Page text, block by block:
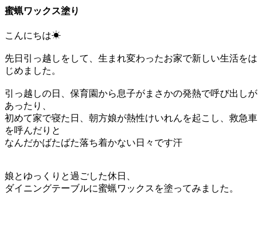
蜜蝋ワックス塗り
こんにちは☀
先日引っ越しをして、生まれ変わったお家で新しい生活をは
じめました。
引っ越しの日、保育園から息子がまさかの発熱で呼び出しが
あったり、
初めて家で寝た日、朝方娘が熱性けいれんを起こし、救急車
を呼んだりと
なんだかばたばた落ち着かない日々です汗
娘とゆっくりと過ごした休日、
ダイニングテーブルに蜜蝋ワックスを塗ってみました。